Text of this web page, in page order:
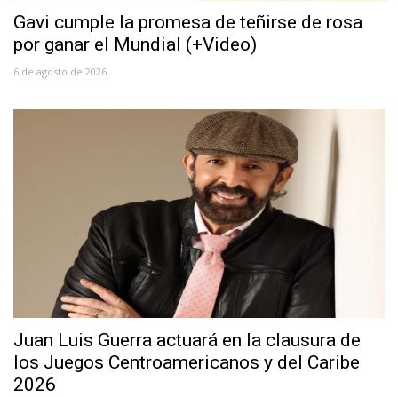
Gavi cumple la promesa de teñirse de rosa
por ganar el Mundial (+Video)
6 de agosto de 2026
Juan Luis Guerra actuará en la clausura de
los Juegos Centroamericanos y del Caribe
2026